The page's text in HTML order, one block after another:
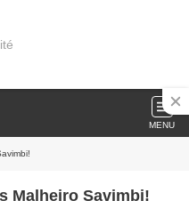
MENU
Malheiro Savimbi!